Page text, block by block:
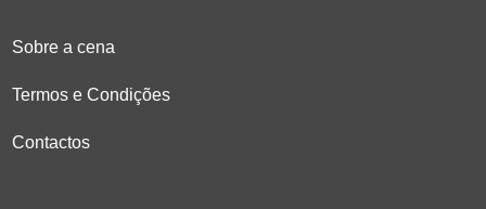
Sobre a cena
Termos e Condições
Contactos